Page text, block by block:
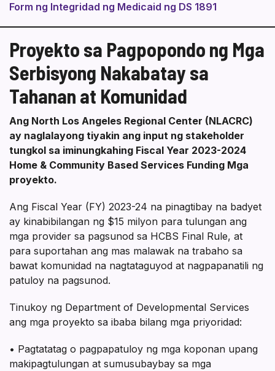
Form ng Integridad ng Medicaid ng DS 1891
Proyekto sa Pagpopondo ng Mga
Serbisyong Nakabatay sa
Tahanan at Komunidad
Ang North Los Angeles Regional Center (NLACRC)
ay naglalayong tiyakin ang input ng stakeholder
tungkol sa iminungkahing Fiscal Year 2023-2024
Home & Community Based Services Funding Mga
proyekto.
Ang Fiscal Year (FY) 2023-24 na pinagtibay na badyet
ay kinabibilangan ng $15 milyon para tulungan ang
mga provider sa pagsunod sa HCBS Final Rule, at
para suportahan ang mas malawak na trabaho sa
bawat komunidad na nagtataguyod at nagpapanatili ng
patuloy na pagsunod.
Tinukoy ng Department of Developmental Services
ang mga proyekto sa ibaba bilang mga priyoridad:
• Pagtatatag o pagpapatuloy ng mga koponan upang
makipagtulungan at sumusubaybay sa mga